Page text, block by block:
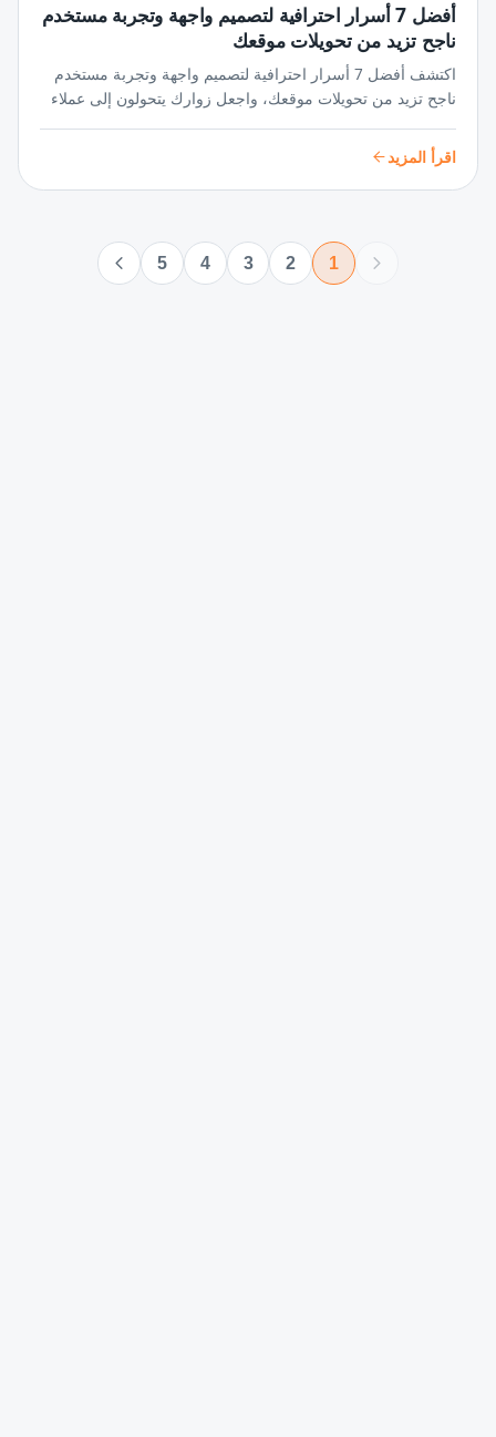
أفضل 7 أسرار احترافية لتصميم واجهة وتجربة مستخدم
ناجح تزيد من تحويلات موقعك
اكتشف أفضل 7 أسرار احترافية لتصميم واجهة وتجربة مستخدم
ناجح تزيد من تحويلات موقعك، واجعل زوارك يتحولون إلى عملاء
الرقمية!
اقرأ المزيد
1
2
3
4
5